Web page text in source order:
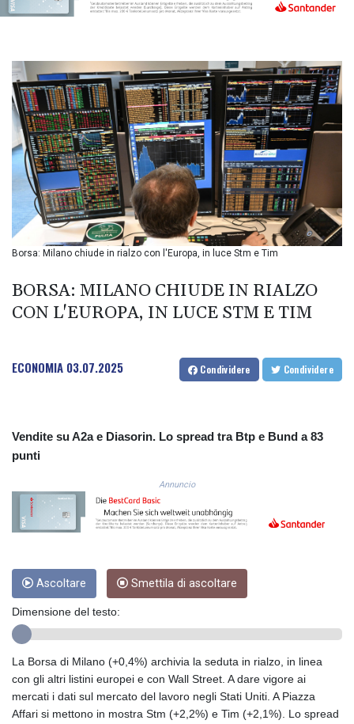
BND 1.477278
BTN 109.639899
BWP 15.581348
BYN 3.410947
BYR
22585.863139
BZD 2.316988
CAD 1.614976
CDF 2604.28847
CHF 0.936438
CLF 0.026729
CLP
CNY 7.7772
CNH 7.775921
COP
CUC 1.15234
DJF 204.79359
DZD 153.12335
EGP 57.264041
ERN 17.285099
FKP 0.85598
GBP 0.856476
GGP 0.85598
GIP 0.85598
GMD 85.273513
GNF
10117.544985
Borsa: Milano chiude in rialzo con l'Europa, in luce Stm e Tim
BORSA: MILANO CHIUDE IN RIALZO
CON L'EUROPA, IN LUCE STM E TIM
ECONOMIA 03.07.2025 Condividere Condividere
Vendite su A2a e Diasorin. Lo spread tra Btp e Bund a 83
punti
Annuncio
Ascoltare Smettila di ascoltare
Dimensione del testo:
La Borsa di Milano (+0,4%) archivia la seduta in rialzo, in linea
con gli altri listini europei e con Wall Street. A dare vigore ai
mercati i dati sul mercato del lavoro negli Stati Uniti. A Piazza
Affari si mettono in mostra Stm (+2,2%) e Tim (+2,1%). Lo spread